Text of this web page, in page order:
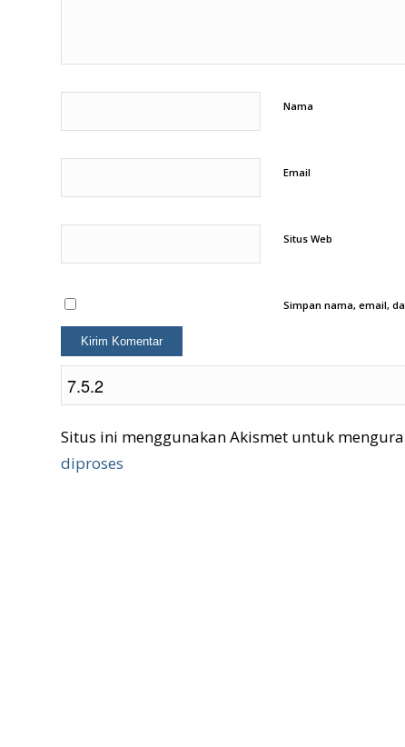
Nama
Email
Situs Web
Simpan nama, email,
Situs ini menggunakan Akismet untuk
diproses